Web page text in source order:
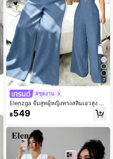
7
#ชุดงาน
Elenzga จั๊มสูทผู้หญิงทรงสลิมเอวสูง คอ
เหลี่ยม แต่งระบาย สาบกระดุมหลอก พร้
อมเข็มขัดและกระดุมตกแต่ง สไตล์หรูห
฿549